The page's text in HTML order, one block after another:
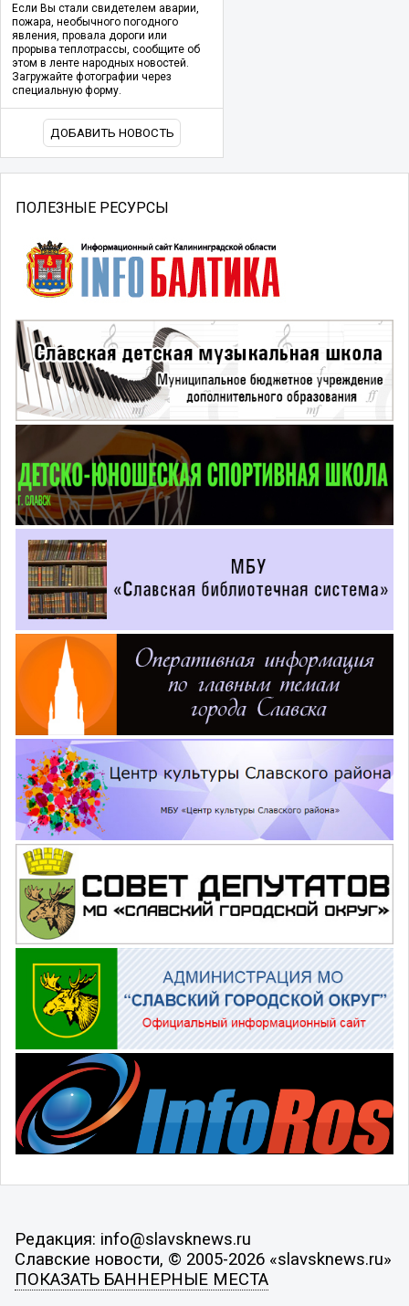
Если Вы стали свидетелем аварии,
пожара, необычного погодного
явления, провала дороги или
прорыва теплотрассы, сообщите об
этом в ленте народных новостей.
Загружайте фотографии через
специальную форму.
ДОБАВИТЬ НОВОСТЬ
ПОЛЕЗНЫЕ РЕСУРСЫ
Редакция: info@slavsknews.ru
Славские новости, © 2005-2026 «slavsknews.ru»
ПОКАЗАТЬ БАННЕРНЫЕ МЕСТА